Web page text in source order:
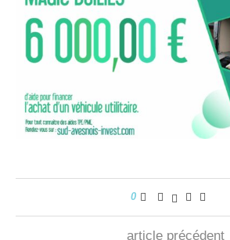
0
article précédent